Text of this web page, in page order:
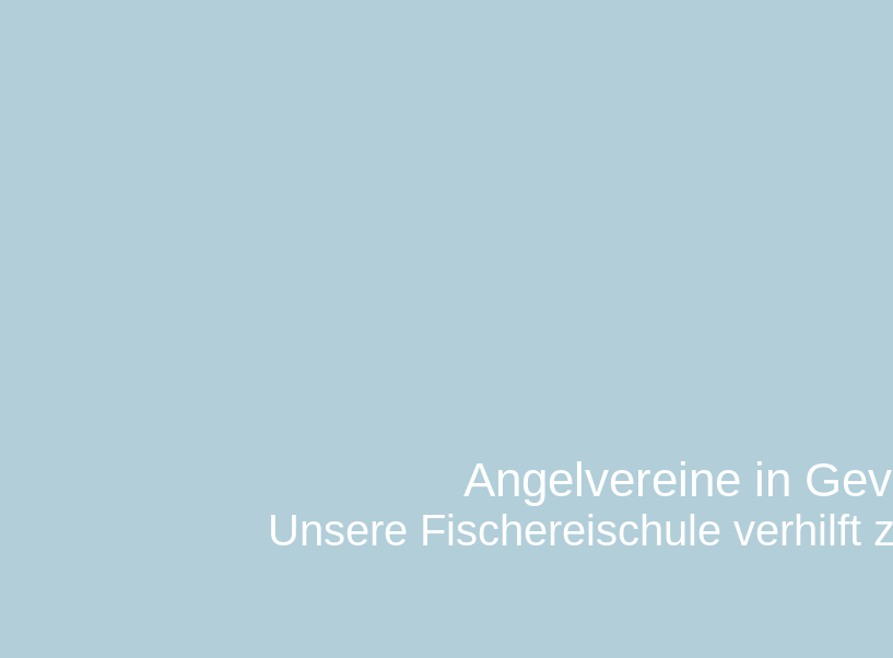
Angelvereine in
Unsere Fischereischule verhilft